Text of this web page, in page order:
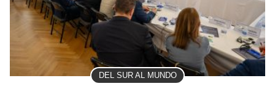
DEL SUR AL MUNDO